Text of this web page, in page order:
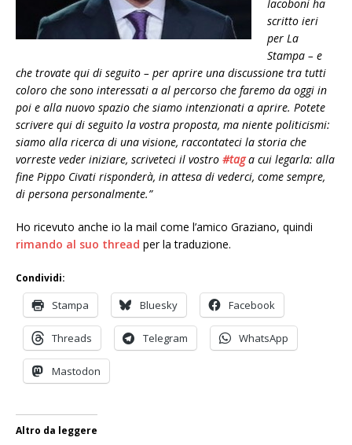
Iacoboni ha
scritto ieri
per La
Stampa – e
che trovate qui di seguito – per aprire una discussione tra tutti
coloro che sono interessati a al percorso che faremo da oggi in
poi e alla nuovo spazio che siamo intenzionati a aprire. Potete
scrivere qui di seguito la vostra proposta, ma niente politicismi:
siamo alla ricerca di una visione, raccontateci la storia che
vorreste veder iniziare, scriveteci il vostro ‪#‎tag‬a cui legarla: alla
fine Pippo Civati risponderà, in attesa di vederci, come sempre,
di persona personalmente.”
Ho ricevuto anche io la mail come l’amico Graziano, quindi
rimando al suo thread per la traduzione.
Condividi:
Stampa Bluesky Facebook
Threads Telegram WhatsApp
Mastodon
Altro da leggere